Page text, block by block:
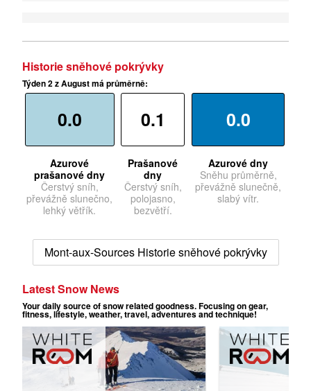
Historie sněhové pokrývky
Týden 2 z August má průměrně:
0.0
Azurové
prašanové dny
Čerstvý sníh,
převážně slunečno,
lehký větřík.
0.1
Prašanové
dny
Čerstvý sníh,
polojasno,
bezvětří.
0.0
Azurové dny
Sněhu průměrně,
převážně slunečně,
slabý vítr.
Mont-aux-Sources Historie sněhové pokrývky